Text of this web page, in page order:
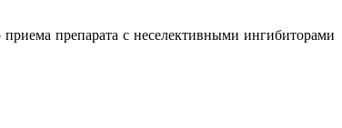
препарата с неселективными ингибиторами